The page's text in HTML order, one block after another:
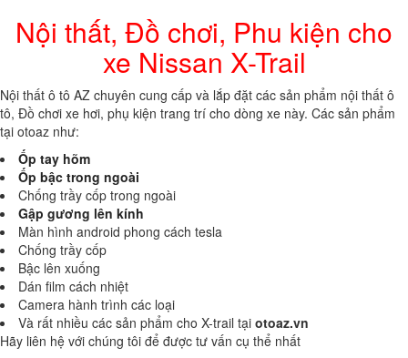
Nội thất, Đồ chơi, Phu kiện cho
xe Nissan X-Trail
Nội thất ô tô AZ chuyên cung cấp và lắp đặt các sản phẩm nội thất ô
tô, Đồ chơi xe hơi, phụ kiện trang trí cho dòng xe này. Các sản phẩm
tại otoaz như:
Ốp tay hõm
Ốp bậc trong ngoài
Chống trầy cốp trong ngoài
Gập gương lên kính
Màn hình android phong cách tesla
Chống trầy cốp
Bậc lên xuống
Dán film cách nhiệt
Camera hành trình các loại
Và rất nhiều các sản phẩm cho X-trail tại otoaz.vn
Hãy liên hệ với chúng tôi để được tư vấn cụ thể nhất